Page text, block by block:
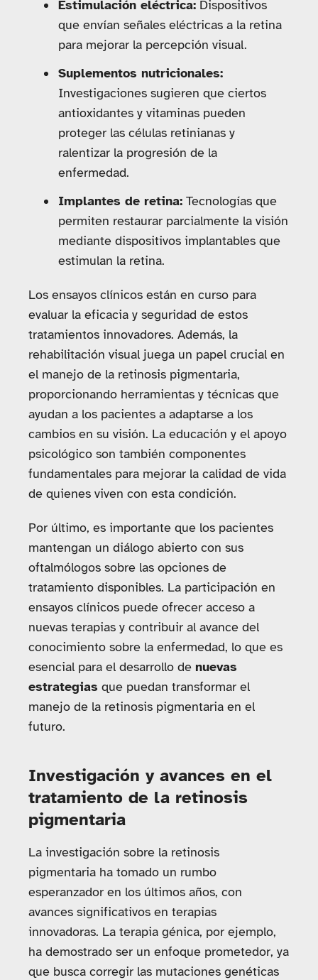
Estimulación eléctrica: Dispositivos
que envían señales eléctricas a la retina
para mejorar la percepción visual.
Suplementos nutricionales:
Investigaciones sugieren que ciertos
antioxidantes y vitaminas pueden
proteger las células retinianas y
ralentizar la progresión de la
enfermedad.
Implantes de retina: Tecnologías que
permiten restaurar parcialmente la visión
mediante dispositivos implantables que
estimulan la retina.
Los ensayos clínicos están en curso para
evaluar la eficacia y seguridad de estos
tratamientos innovadores. Además, la
rehabilitación visual juega un papel crucial en
el manejo de la retinosis pigmentaria,
proporcionando herramientas y técnicas que
ayudan a los pacientes a adaptarse a los
cambios en su visión. La educación y el apoyo
psicológico son también componentes
fundamentales para mejorar la calidad de vida
de quienes viven con esta condición.
Por último, es importante que los pacientes
mantengan un diálogo abierto con sus
oftalmólogos sobre las opciones de
tratamiento disponibles. La participación en
ensayos clínicos puede ofrecer acceso a
nuevas terapias y contribuir al avance del
conocimiento sobre la enfermedad, lo que es
esencial para el desarrollo de nuevas
estrategias que puedan transformar el
manejo de la retinosis pigmentaria en el
futuro.
Investigación y avances en el
tratamiento de la retinosis
pigmentaria
La investigación sobre la retinosis
pigmentaria ha tomado un rumbo
esperanzador en los últimos años, con
avances significativos en terapias
innovadoras. La terapia génica, por ejemplo,
ha demostrado ser un enfoque prometedor, ya
que busca corregir las mutaciones genéticas